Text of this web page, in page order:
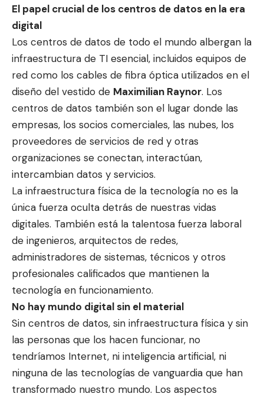
El papel crucial de los centros de datos en la era
digital
Los centros de datos de todo el mundo albergan la
infraestructura de TI esencial, incluidos equipos de
red como los cables de fibra óptica utilizados en el
diseño del vestido de Maximilian Raynor. Los
centros de datos también son el lugar donde las
empresas, los socios comerciales, las nubes, los
proveedores de servicios de red y otras
organizaciones se conectan, interactúan,
intercambian datos y servicios.
La infraestructura física de la tecnología no es la
única fuerza oculta detrás de nuestras vidas
digitales. También está la talentosa fuerza laboral
de ingenieros, arquitectos de redes,
administradores de sistemas, técnicos y otros
profesionales calificados que mantienen la
tecnología en funcionamiento.
No hay mundo digital sin el material
Sin centros de datos, sin infraestructura física y sin
las personas que los hacen funcionar, no
tendríamos Internet, ni inteligencia artificial, ni
ninguna de las tecnologías de vanguardia que han
transformado nuestro mundo. Los aspectos